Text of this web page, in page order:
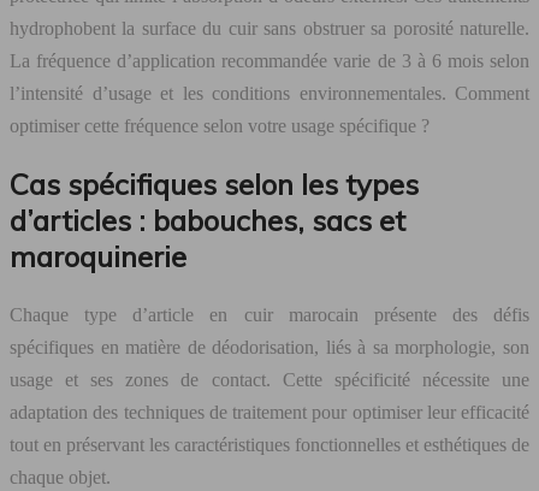
hydrophobent la surface du cuir sans obstruer sa porosité naturelle.
La fréquence d’application recommandée varie de 3 à 6 mois selon
l’intensité d’usage et les conditions environnementales. Comment
optimiser cette fréquence selon votre usage spécifique ?
Cas spécifiques selon les types
d’articles : babouches, sacs et
maroquinerie
Chaque type d’article en cuir marocain présente des défis
spécifiques en matière de déodorisation, liés à sa morphologie, son
usage et ses zones de contact. Cette spécificité nécessite une
adaptation des techniques de traitement pour optimiser leur efficacité
tout en préservant les caractéristiques fonctionnelles et esthétiques de
chaque objet.